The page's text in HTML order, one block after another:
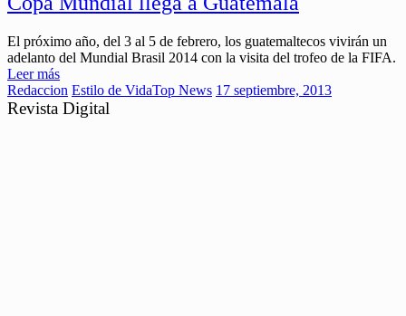
El próximo año, del 3 al 5 de febrero, los guatemaltecos vivirán un
adelanto del Mundial Brasil 2014 con la visita del trofeo de la FIFA.
Leer más
Redaccion Estilo de VidaTop News 17 septiembre, 2013
Revista Digital